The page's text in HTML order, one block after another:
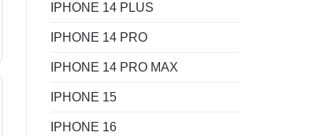
IPHONE 14 PLUS
IPHONE 14 PRO
IPHONE 14 PRO MAX
IPHONE 15
IPHONE 16